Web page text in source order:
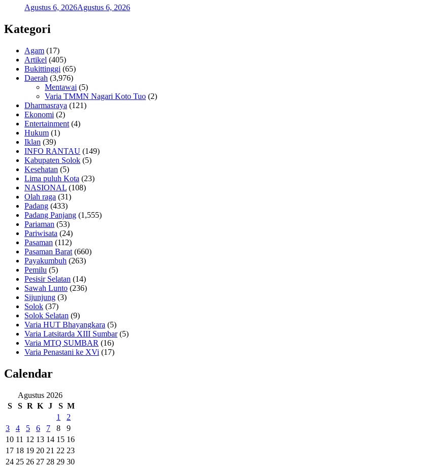
Agustus 6, 2026Agustus 6, 2026
Kategori
Agam (17)
Artikel (405)
Bukittinggi (65)
Daerah (3,976)
Mentawai (5)
Varia TMMN Nagari Koto Tuo (2)
Dharmasraya (121)
Ekonomi (2)
Entertainment (4)
Hukum (1)
Iklan (39)
INFO RANTAU (149)
Kabupaten Solok (5)
Kesehatan (5)
Lima puluh Kota (23)
NASIONAL (108)
Olah raga (31)
Padang (433)
Padang Panjang (1,555)
Pariaman (53)
Pariwisata (24)
Pasaman (112)
Pasaman Barat (660)
Payakumbuh (263)
Pemilu (5)
Pesisir Selatan (14)
Sawah Lunto (236)
Sijunjung (3)
Solok (37)
Solok Selatan (9)
Varia HUT Bhayangkara (5)
Varia Latsitarda XIII Sumbar(5)
Varia MTQ SUMBAR (16)
Varia Penastani ke XVi (17)
Calendar
Agustus 2026
S
S R K J S M
1
2
3
4 5 6 7 8
9
10 11 12 13 14 15 16
17 18 19 20 21 22 23
24 25 26 27 28 29 30